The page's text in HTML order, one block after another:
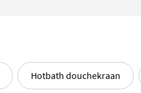
Hotbath douchekraan